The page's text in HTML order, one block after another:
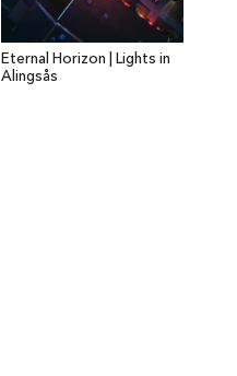
Eternal Horizon | Lights in
Alingsås